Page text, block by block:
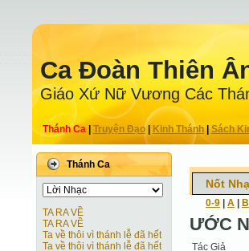
Ca Ðoàn Thiên
Giáo Xứ Nữ Vương Các
Thánh Ca Truyện Ðạo| Kinh Thánh Sách
Thánh Ca
TA RA VỀ
TA RA VỀ
Ta về thôi vì thánh lễ đã hết
Ta về thôi vì thánh lễ đã hết
Nốt
0-9 A B
ƯỚC
Tác Giả